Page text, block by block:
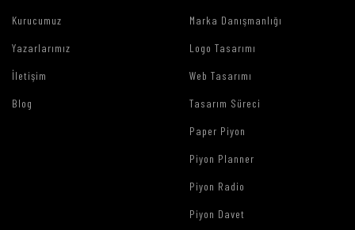
Kurucumuz
Yazarlarımız
İletişim
Blog
Marka Danışmanlığı
Logo Tasarımı
Web Tasarımı
Tasarım Süreci
Paper Piyon
Piyon Planner
Piyon Radio
Piyon Davet